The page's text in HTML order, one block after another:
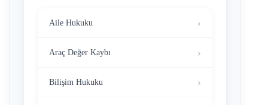
Aile Hukuku
Araç Değer Kaybı
Bilişim Hukuku